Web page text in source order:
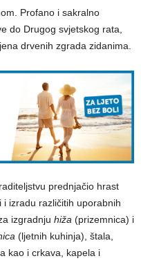
Profano i sakralno
do Drugog svjetskog rata,
drvenih zgrada zidanima.
prednjačio hrast
i izradu različitih uporabnih
izgradnju hiža (prizemnica) i
(ljetnih kuhinja), štala,
kao i crkava, kapela i